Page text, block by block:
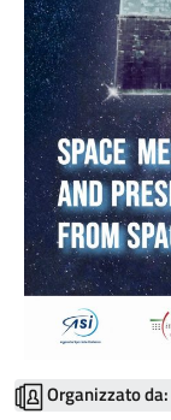
Organizzato da: